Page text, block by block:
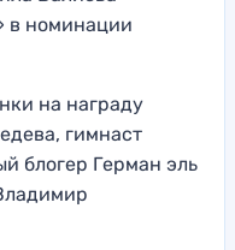
в номинации
на награду
гимнаст
блогер Герман эль